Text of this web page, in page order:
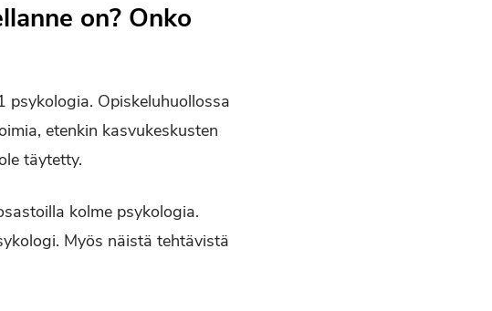
on? Onko
psykologia. Opiskeluhuollossa
etenkin kasvukeskusten
täytetty.
kolme psykologia.
Myös näistä tehtävistä